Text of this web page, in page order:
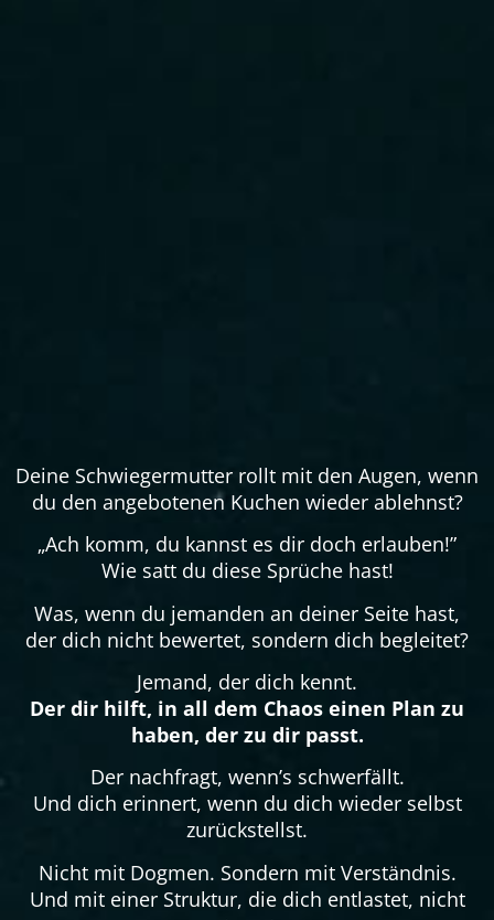
Deine Schwiegermutter rollt mit den Augen, wenn
du den angebotenen Kuchen wieder ablehnst?
„Ach komm, du kannst es dir doch erlauben!”
Wie satt du diese Sprüche hast!
Was, wenn du jemanden an deiner Seite hast,
der dich nicht bewertet, sondern dich begleitet?
Jemand, der dich kennt.
Der dir hilft, in all dem Chaos einen Plan zu
haben, der zu dir passt.
Der nachfragt, wenn’s schwerfällt.
Und dich erinnert, wenn du dich wieder selbst
zurückstellst.
Nicht mit Dogmen. Sondern mit Verständnis.
Und mit einer Struktur, die dich entlastet, nicht